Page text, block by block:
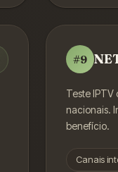
#9
Teste
nacionais.
benefício.
Canais